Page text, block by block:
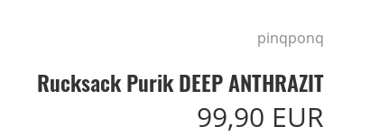
pinqponq
Rucksack Purik DEEP ANTHRAZIT
99,90 EUR